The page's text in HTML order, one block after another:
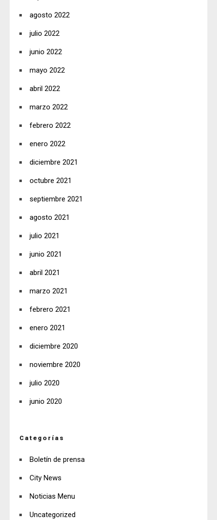
agosto 2022
julio 2022
junio 2022
mayo 2022
abril 2022
marzo 2022
febrero 2022
enero 2022
diciembre 2021
octubre 2021
septiembre 2021
agosto 2021
julio 2021
junio 2021
abril 2021
marzo 2021
febrero 2021
enero 2021
diciembre 2020
noviembre 2020
julio 2020
junio 2020
Categorías
Boletín de prensa
City News
Noticias Menu
Uncategorized